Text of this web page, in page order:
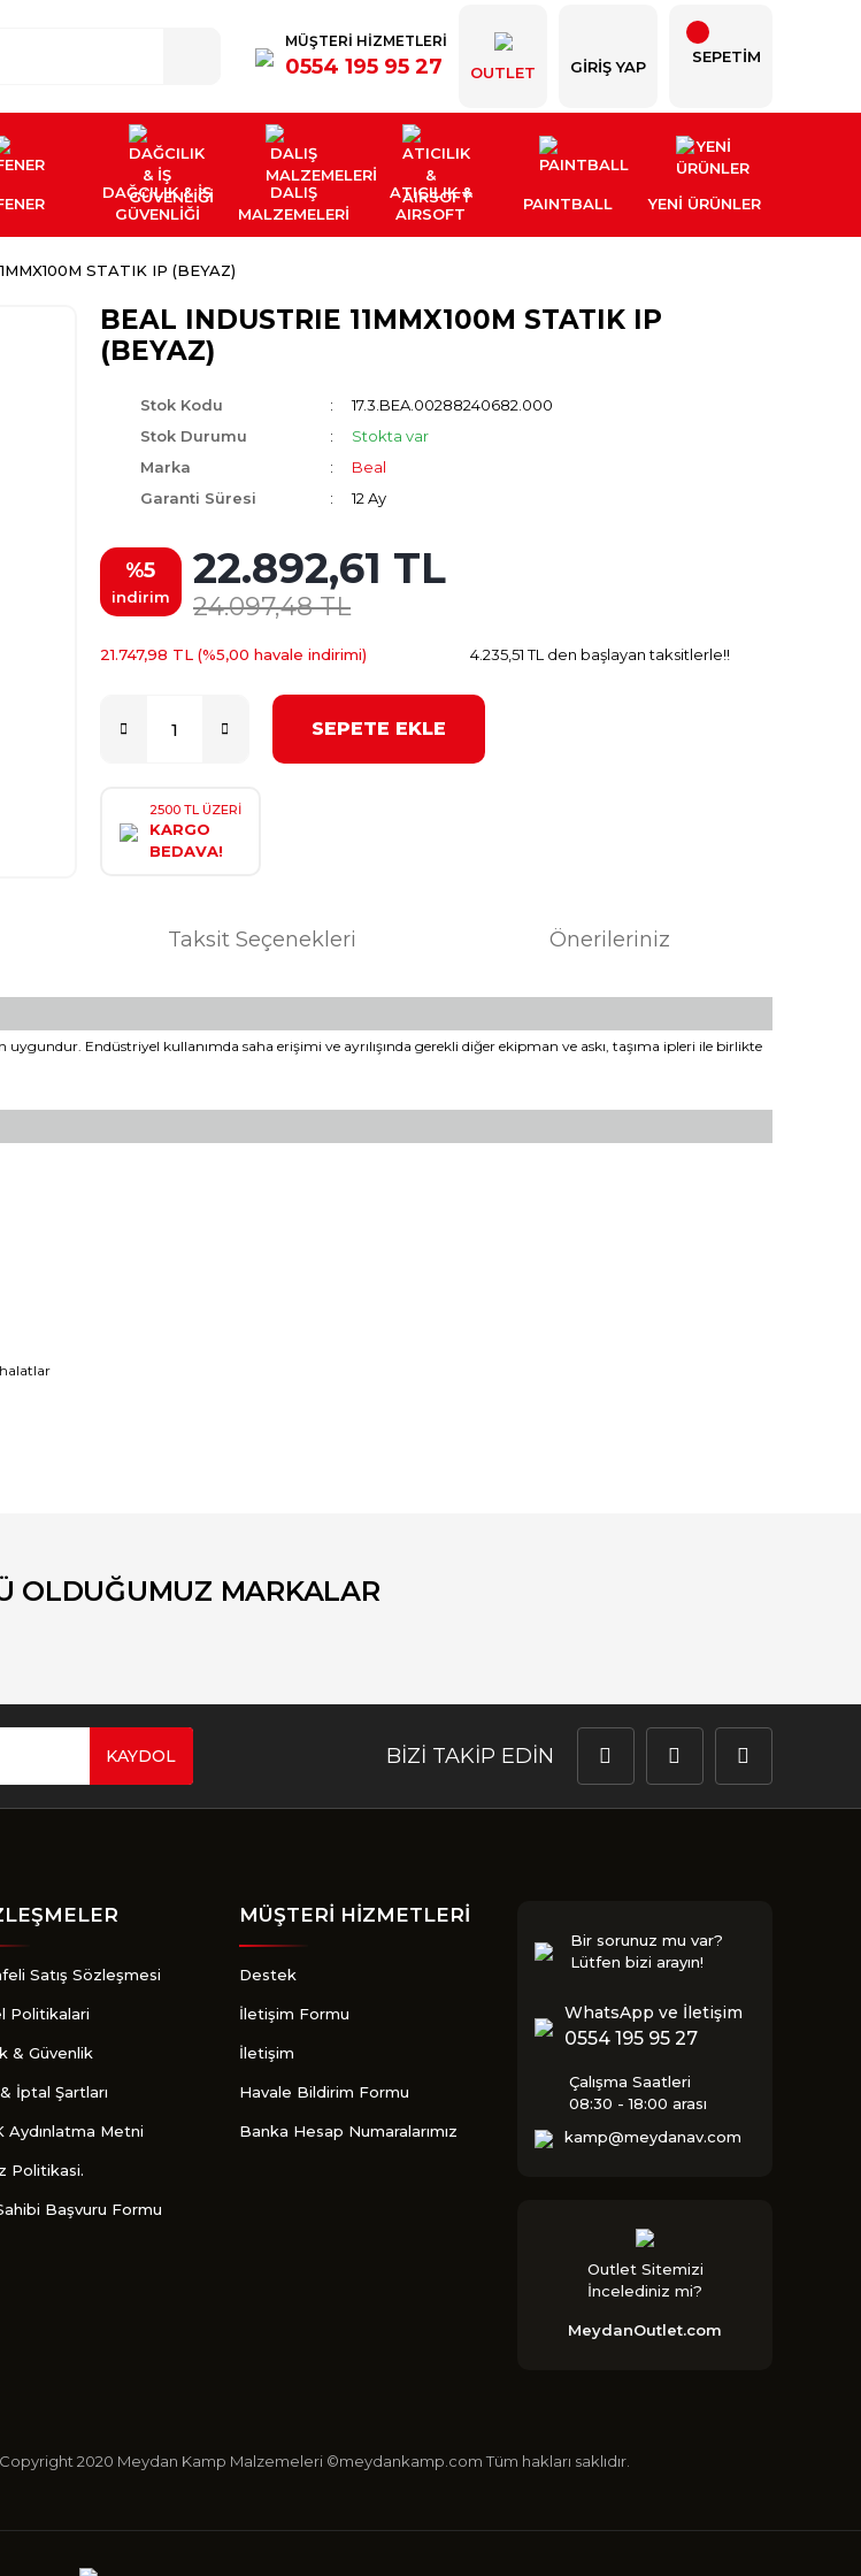
MÜŞTERİ HİZMETLERİ
0554 195 95 27 OUTLET GIRIŞ YAP
SEPETİM
DAĞCILIK & İŞ
GÜVENLİĞİ
DALIŞ
MALZEMELERİ
ATICILIK &
AIRSOFT
PAINTBALL YENI ÜRÜNLER
STATIK IP (BEYAZ)
BEAL INDUSTRIE 11MMX100M STATIK IP
(BEYAZ)
Stok Kodu
17.3.BEA.00288240682.000
Stok Durumu
Stokta var
Marka
Beal
Garanti Süresi
12 Ay
%5
indirim
22.892,61 TL
24.097,48 TL
21.747,98 TL (%5,00 havale indirimi) 4.235,51 TL den başlayan taksitlerle!!
SEPETE EKLE
2500 TL ÜZERİ
KARGO
BEDAVA!
Taksit Seçenekleri Önerileriniz
Endüstriyel kullanımda saha erişimi ve ayrılışında gerekli diğer ekipman ve askı, taşıma ipleri ile birlikte
Yorum Yaz
OLDUĞUMUZ MARKALAR
KAYDOL BİZİ TAKİP EDİN
Satış Sözleşmesi
Politikalari
& Güvenlik
İptal Şartları
Aydınlatma Metni
Politikasi.
Başvuru Formu
MÜŞTERİ HİZMETLERİ
Destek
İletişim Formu
İletişim
Havale Bildirim Formu
Banka Hesap Numaralarımız
Bir sorunuz mu var?
Lütfen bizi arayın!
WhatsApp ve İletişim
0554 195 95 27
Çalışma Saatleri
08:30 - 18:00 arası
kamp@meydanav.com
Outlet Sitemizi
İncelediniz mi?
MeydanOutlet.com
2020 Meydan Kamp Malzemeleri ©meydankamp.com Tüm hakları saklıdır.